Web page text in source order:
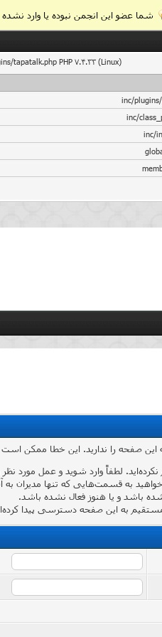
شما عضو این انجمن نبوده یا وارد
tapatalk.php PHP 7.4.33 (Linux)
صفحه را ندارید. این خطا ممکن است
لطفاً وارد شوید و عمل مورد نظر
به قسمت‌هایی که تنها مدیران به
باشد و یا هنوز فعال نشده باشد.
به این صفحه دسترسی پیدا